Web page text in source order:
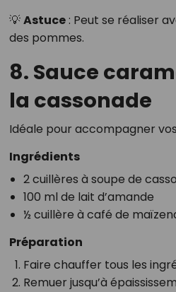
💡Astuce: Peut se réaliser
des pommes.
8. Sauce
la cassonade
Idéale pour accompagner
Ingrédients
2 cuillères à soupe de
100 ml de lait d’amande
½ cuillère à café de
Préparation
Faire chauffer tous les
Remuer jusqu’à